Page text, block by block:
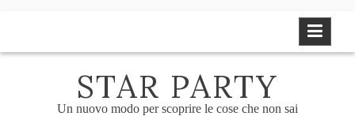
STAR PARTY
Un nuovo modo per scoprire le cose che non sai